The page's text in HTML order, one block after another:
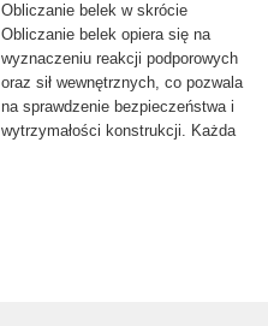
Obliczanie belek w skrócie
Obliczanie belek opiera się na
wyznaczeniu reakcji podporowych
oraz sił wewnętrznych, co pozwala
na sprawdzenie bezpieczeństwa i
wytrzymałości konstrukcji. Każda